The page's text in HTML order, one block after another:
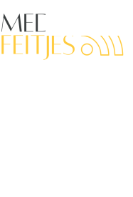
naar
de